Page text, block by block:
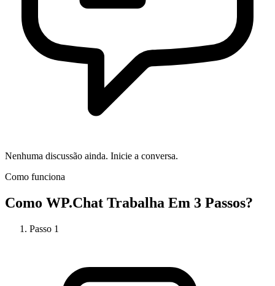
Nenhuma discussão ainda. Inicie a conversa.
Como funciona
Como WP.Chat Trabalha Em 3 Passos?
Passo 1